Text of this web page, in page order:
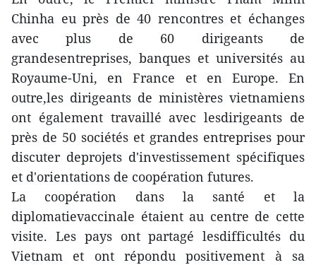
Chinha eu près de 40 rencontres et échanges
avec plus de 60 dirigeants de
grandesentreprises, banques et universités au
Royaume-Uni, en France et en Europe. En
outre,les dirigeants de ministères vietnamiens
ont également travaillé avec lesdirigeants de
près de 50 sociétés et grandes entreprises pour
discuter deprojets d'investissement spécifiques
et d'orientations de coopération futures.
La coopération dans la santé et la
diplomatievaccinale étaient au centre de cette
visite. Les pays ont partagé lesdifficultés du
Vietnam et ont répondu positivement à sa